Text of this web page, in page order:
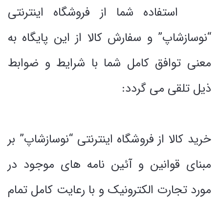
استفاده شما از فروشگاه اینترنتی
“نوسازشاپ” و سفارش کالا از این پایگاه به
معنی توافق کامل شما با شرایط و ضوابط
ذیل تلقی می گردد:
خرید کالا از فروشگاه اینترنتی “نوسازشاپ” بر
مبنای قوانین و آئین نامه های موجود در
مورد تجارت الکترونیک و با رعایت کامل تمام